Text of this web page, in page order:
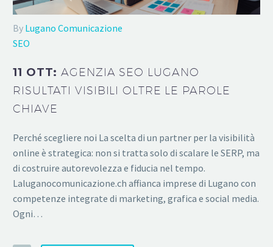
By Lugano Comunicazione
SEO
11 OTT:AGENZIA SEO LUGANO
RISULTATI VISIBILI OLTRE LE PAROLE
CHIAVE
Perché scegliere noi La scelta di un partner per la visibilità
online è strategica: non si tratta solo di scalare le SERP, ma
di costruire autorevolezza e fiducia nel tempo.
Laluganocomunicazione.ch affianca imprese di Lugano con
competenze integrate di marketing, grafica e social media.
Ogni…